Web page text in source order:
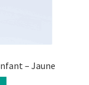
– Jaune